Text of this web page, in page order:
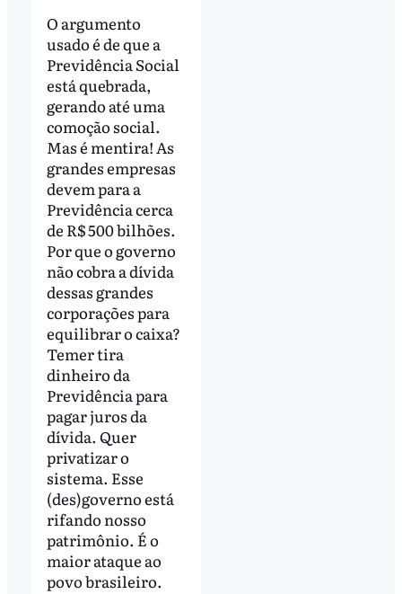
O argumento
usado é de que a
Previdência Social
está quebrada,
gerando até uma
comoção social.
Mas é mentira! As
grandes empresas
devem para a
Previdência cerca
de R$ 500 bilhões.
Por que o governo
não cobra a dívida
dessas grandes
corporações para
equilibrar o caixa?
Temer tira
dinheiro da
Previdência para
pagar juros da
dívida. Quer
privatizar o
sistema. Esse
(des)governo está
rifando nosso
patrimônio. É o
maior ataque ao
povo brasileiro.